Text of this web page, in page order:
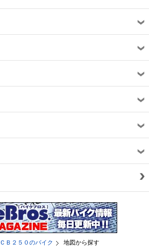
ＣＢ２５０のバイク 地図から探す